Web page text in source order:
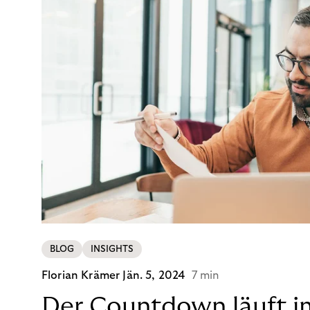
BLOG INSIGHTS
Florian Krämer Jän. 5, 2024 7 min